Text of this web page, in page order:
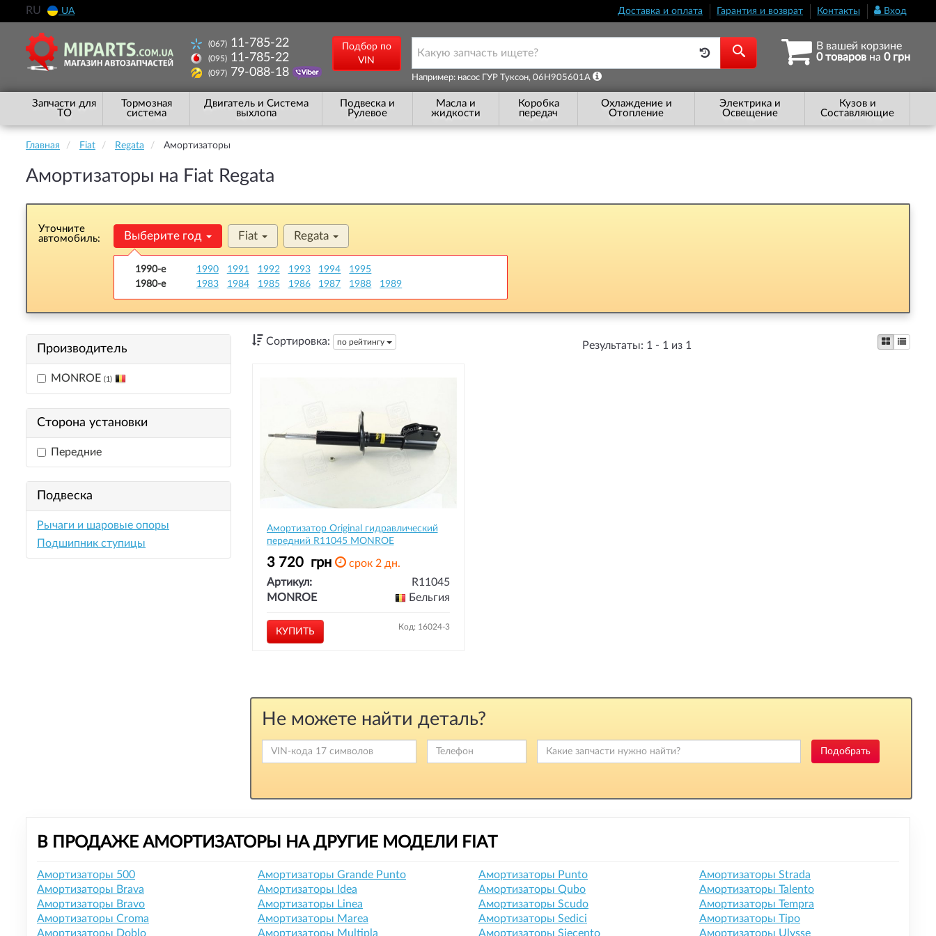
RU UA Доставка и оплата Гарантия и возврат Контакты Вход
(067)11-785-22
(095)11-785-22
(097)79-088-18
Подбор по
VIN
В вашей корзине
0 товаров на 0 грн
Например: насос ГУР Туксон, 06H905601A
Запчасти для
ТО
Тормозная
система
Двигатель и Система
выхлопа
Подвеска и
Рулевое
Масла и
жидкости
Коробка
передач
Охлаждение и
Отопление
Электрика и
Освещение
Кузов и
Составляющие
Главная Fiat Regata Амортизаторы
Амортизаторы на Fiat Regata
Уточните
автомобиль:
Выберите год
1990-е 1990 1991 1992 1993 1994
1995
1980-е
1983 1984 1985 1986 1987 1988 1989
Fiat Regata
Производитель
MONROE (1)
Сторона установки
Передние
Подвеска
Рычаги и шаровые опоры
Подшипник ступицы
Сортировка: по рейтингу Результаты: 1 - 1 из 1
Амортизатор Original гидравлический
передний R11045 MONROE
3 720 грн
срок 2 дн.
Артикул:
R11045
MONROE
Бельгия
КУПИТЬ Код: 16024-3
Не можете найти деталь?
Подобрать
В ПРОДАЖЕ АМОРТИЗАТОРЫ НА ДРУГИЕ МОДЕЛИ FIAT
Амортизаторы 500
Амортизаторы Brava
Амортизаторы Bravo
Амортизаторы Croma
Амортизаторы Doblo
Амортизаторы Grande Punto
Амортизаторы Idea
Амортизаторы Linea
Амортизаторы Marea
Амортизаторы Multipla
Амортизаторы Punto
Амортизаторы Qubo
Амортизаторы Scudo
Амортизаторы Sedici
Амортизаторы Siecento
Амортизаторы Strada
Амортизаторы Talento
Амортизаторы Tempra
Амортизаторы Tipo
Амортизаторы Ulysse